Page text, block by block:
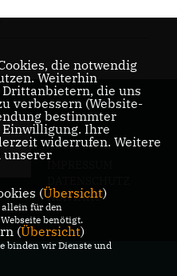
KONTAKT
die notwendig
Weiterhin
die uns
verbessern (Website-
bestimmter
Ihre
widerrufen. Weitere
unserer
(Übersicht)
allein für den
benötigt.
(Übersicht)
binden wir Dienste und